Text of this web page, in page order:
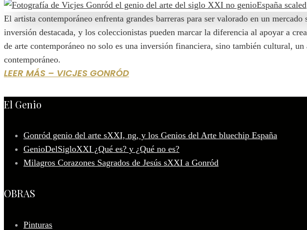
El artista contemporáneo enfrenta grandes barreras para ser valorado en un
inversión destacada, y los coleccionistas pueden marcar la diferencia al apoyar a
de arte contemporáneo no solo es una inversión financiera, sino también cultural,
contemporáneo.
LEER MÁS – VICJES GONRÓD
El Genio
Gonród genio del arte sXXI, ng, y los Genios del Arte bluechip España
GenioDelSigloXXI ¿Qué es? y ¿Qué no es?
Milagros Corazones Sagrados de Jesús sXXI a Gonród
OBRAS
Pinturas